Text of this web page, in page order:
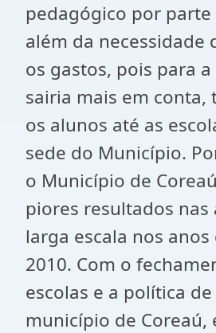
pedagógico por
além da necessidade
os gastos, pois para
sairia mais em conta,
os alunos até as
sede do Município.
o Município de
piores resultados nas
larga escala nos anos
2010. Com o
escolas e a política
município de Coreaú,